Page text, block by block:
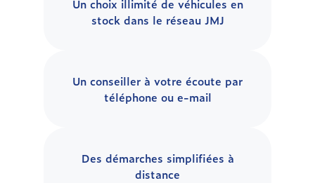
Un choix illimité de véhicules en
stock dans le réseau JMJ
Un conseiller à votre écoute par
téléphone ou e-mail
Des démarches simplifiées à
distance